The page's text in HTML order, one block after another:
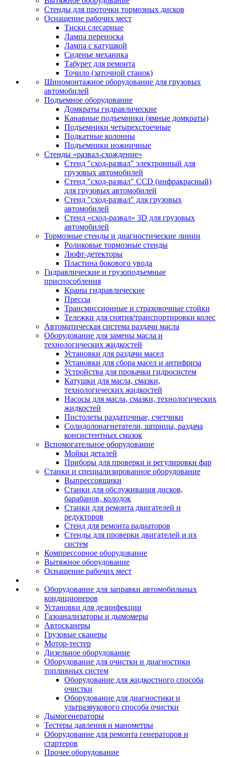
Стенды для проточки тормозных дисков
Оснащение рабочих мест
Тиски слесарные
Лампа переноска
Лампа с катушкой
Сиденье механика
Табурет для ремонта
Точило (заточной станок)
Шиномонтажное оборудование для грузовых
автомобилей
Подъемное оборудование
Домкраты гидравлические
Канавные подъемники (ямные домкраты)
Подъемники четырехстоечные
Подкатные колонны
Подъемники ножничные
Стенды «развал-схождение»
Стенд "сход-развал" электронный для
грузовых автомобилей
Стенд "сход-развал" CCD (инфракрасный)
для грузовых автомобилей
Стенд "сход-развал" для грузовых
автомобилей
Стенд «сход-развал» 3D для грузовых
автомобилей
Тормозные стенды и диагностические линии
Роликовые тормозные стенды
Люфт-детекторы
Пластина бокового увода
Гидравлические и грузоподъемные
приспособления
Краны гидравлические
Прессы
Трансмиссионные и страховочные стойки
Тележки для снятия/транспортировки колес
Автоматическая система раздачи масла
Оборудование для замены масла и
технологических жидкостей
Установки для раздачи масел
Установки для сбора масел и антифриза
Устройства для прокачки гидросистем
Катушки для масла, смазки,
технологических жидкостей
Насосы для масла, смазки, технологических
жидкостей
Пистолеты раздаточные, счетчики
Солидолонагнетатели, шприцы, раздача
консистентных смазок
Вспомогательное оборудование
Мойки деталей
Приборы для проверки и регулировки фар
Станки и специализированное оборудование
Выпрессовщики
Станки для обслуживания дисков,
барабанов, колодок
Станки для ремонта двигателей и
редукторов
Стенд для ремонта радиаторов
Стенды для проверки двигателей и их
систем
Компрессорное оборудование
Вытяжное оборудование
Оснащение рабочих мест
Оборудование для заправки автомобильных
кондиционеров
Установки для дезинфекции
Газоанализаторы и дымомеры
Автосканеры
Грузовые сканеры
Мотор-тестер
Дизельное оборудование
Оборудование для очистки и диагностики
топливных систем
Оборудование для жидкостного способа
очистки
Оборудование для диагностики и
ультразвукового способа очистки
Дымогенераторы
Тестеры давления и манометры
Оборудование для ремонта генераторов и
стартеров
Прочее оборудование